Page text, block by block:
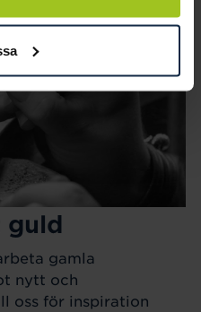
guld
gamla
nytt och
oss för inspiration